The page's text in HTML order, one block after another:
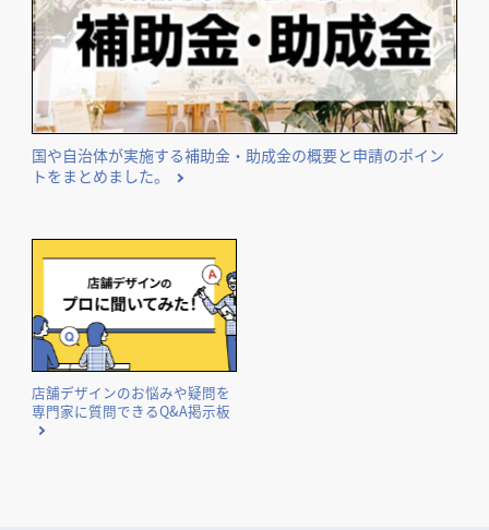
国や自治体が実施する補助金・助成金の概要と申請のポイン
トをまとめました。
店舗デザインのお悩みや疑問を
専門家に質問できるQ&A掲示板